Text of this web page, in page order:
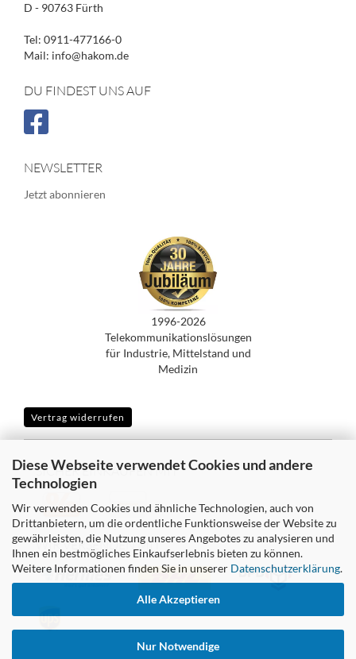
Diese Webseite verwendet Cookies und andere
Technologien
Wir verwenden Cookies und ähnliche Technologien, auch von
Drittanbietern, um die ordentliche Funktionsweise der Website zu
gewährleisten, die Nutzung unseres Angebotes zu analysieren und
Ihnen ein bestmögliches Einkaufserlebnis bieten zu können.
Weitere Informationen finden Sie in unserer Datenschutzerklärung.
Alle Akzeptieren
Nur Notwendige
D - 90763 Fürth
Tel: 0911-477166-0
Mail: info@hakom.de
DU FINDEST UNS AUF
NEWSLETTER
Jetzt abonnieren
1996-2026
Telekommunikationslösungen
für Industrie, Mittelstand und
Medizin
Vertrag widerrufen
SICHER EINKAUFEN MIT
WIR VERSENDEN MIT